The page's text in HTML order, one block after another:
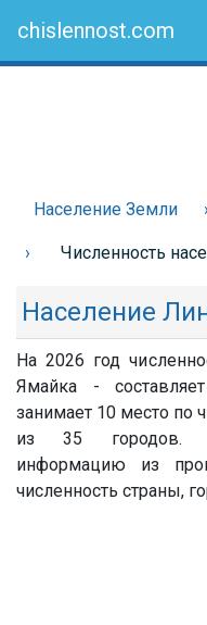
chislennost.com
Население Земли
Численность
Население
На 2026 год
Ямайка -
занимает 10 место по
из 35 городов.
информацию из
численность страны,